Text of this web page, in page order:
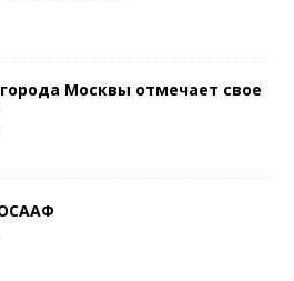
Москвы отмечает свое